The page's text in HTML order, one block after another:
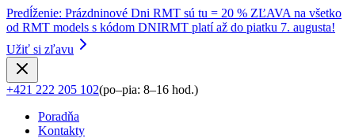
Predĺženie: Prázdninové Dni RMT sú tu = 20 % ZĽAVA na všetko
od RMT models s kódom DNIRMT platí až do piatku 7. augusta!
Užiť si zľavu
+421 222 205 102(po–pia: 8–16 hod.)
Poradňa
Kontakty